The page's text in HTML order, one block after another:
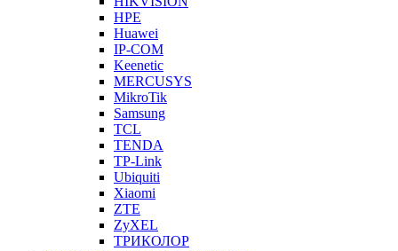
HPE
Huawei
IP-COM
Keenetic
MERCUSYS
MikroTik
Samsung
TCL
TENDA
TP-Link
Ubiquiti
Xiaomi
ZTE
ZyXEL
ТРИКОЛОР